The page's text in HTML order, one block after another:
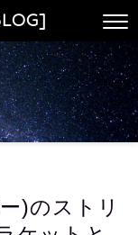
)のストリ